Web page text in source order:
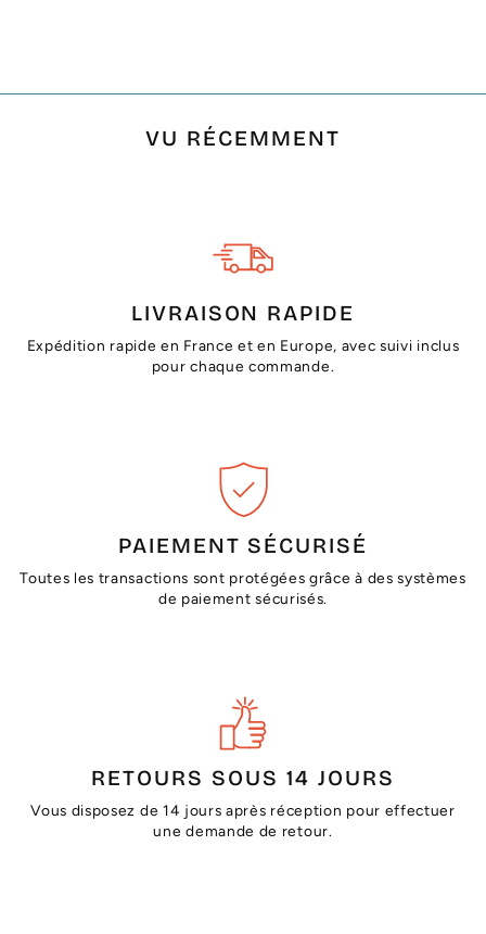
VU RÉCEMMENT
LIVRAISON RAPIDE
Expédition rapide en France et en Europe, avec suivi inclus
pour chaque commande.
PAIEMENT SÉCURISÉ
Toutes les transactions sont protégées grâce à des systèmes
de paiement sécurisés.
RETOURS SOUS 14 JOURS
Vous disposez de 14 jours après réception pour effectuer
une demande de retour.